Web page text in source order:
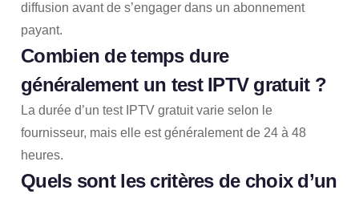
diffusion avant de s’engager dans un abonnement
payant.
Combien de temps dure
généralement un test IPTV gratuit ?
La durée d’un test IPTV gratuit varie selon le
fournisseur, mais elle est généralement de 24 à 48
heures.
Quels sont les critères de choix d’un